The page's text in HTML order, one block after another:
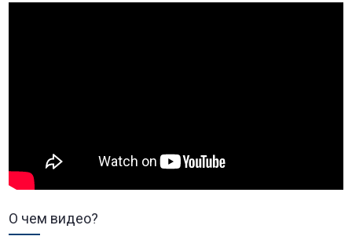
О чем видео?